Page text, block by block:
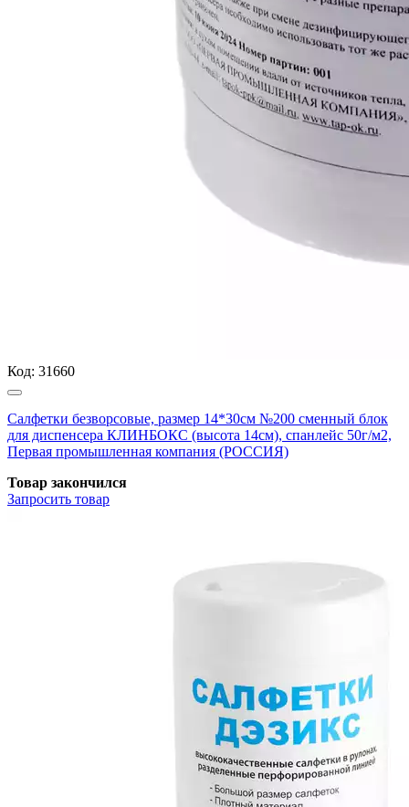
Код: 31660
Салфетки безворсовые, размер 14*30см №200 сменный блок
для диспенсера КЛИНБОКС (высота 14см), спанлейс 50г/м2,
Первая промышленная компания (РОССИЯ)
Товар закончился
Запросить товар